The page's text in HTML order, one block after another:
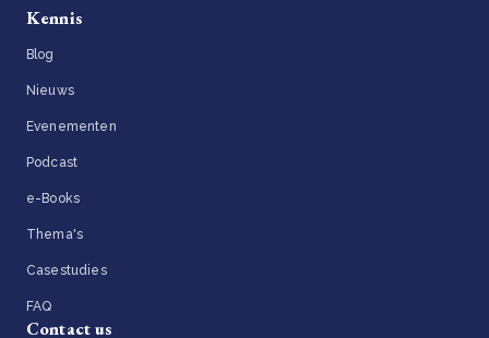
Kennis
Blog
Nieuws
Evenementen
Podcast
e-Books
Thema's
Casestudies
FAQ
Contact us